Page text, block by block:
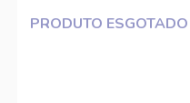
PRODUTO ESGOTADO